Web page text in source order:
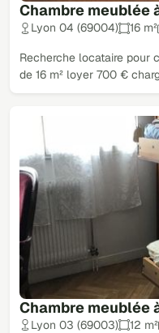
Chambre meublée
Lyon 04 (69004) 16 m²
Recherche locataire pour
de 16 m² loyer 700 €
Chambre meublée
Lyon 03 (69003) 12 m²